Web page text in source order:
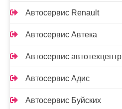
Автосервис Renault
Автосервис Автека
Автосервис автотехцентр
Автосервис Адис
Автосервис Буйских